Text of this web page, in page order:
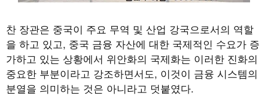
찬 장관은 중국이 주요 무역 및 산업 강국으로서의 역할
을 하고 있고, 중국 금융 자산에 대한 국제적인 수요가 증
가하고 있는 상황에서 위안화의 국제화는 이러한 진화의
중요한 부분이라고 강조하면서도, 이것이 금융 시스템의
분열을 의미하는 것은 아니라고 덧붙였다.